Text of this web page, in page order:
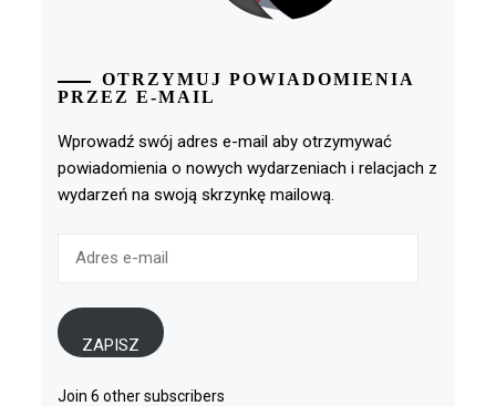
OTRZYMUJ POWIADOMIENIA
PRZEZ E-MAIL
Wprowadź swój adres e-mail aby otrzymywać
powiadomienia o nowych wydarzeniach i relacjach z
wydarzeń na swoją skrzynkę mailową.
ZAPISZ
Join 6 other subscribers